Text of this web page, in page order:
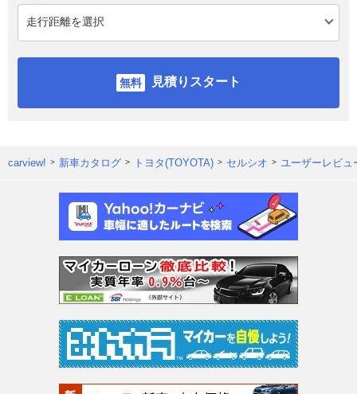
見積りスタート
carview! 新車カタログ トヨタ(TOYOTA) セルシオ ユーザーレビュ